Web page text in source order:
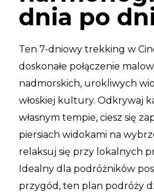
dnia po
Ten 7-dniowy trekking w
doskonałe połączenie
nadmorskich, urokliwych
włoskiej kultury. Odkrywaj
własnym tempie, ciesz się
piersiach widokami na
relaksuj się przy lokalnych
Idealny dla podróżników
przygód, ten plan podróży